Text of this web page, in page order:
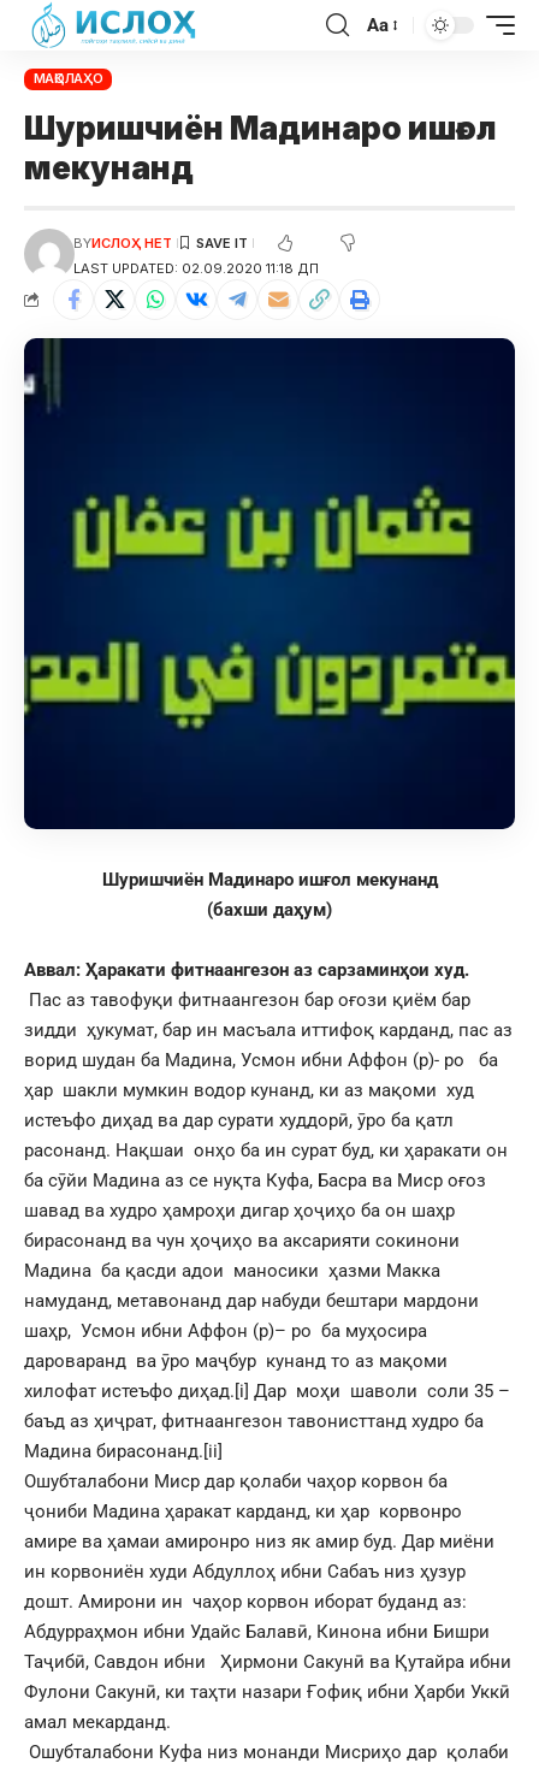
Aa
МАҚОЛАҲО
Шуришчиён Мадинаро ишғол
мекунанд
LAST UPDATED: 02.09.2020 11:18 ДП
BYИСЛОҲ НЕТ
Шуришчиён Мадинаро ишғол мекунанд
(бахши даҳум)
Аввал: Ҳаракати фитнаангезон аз сарзаминҳои худ.
Пас аз тавофуқи фитнаангезон бар оғози қиём бар
зидди ҳукумат, бар ин масъала иттифоқ карданд, пас аз
ворид шудан ба Мадина, Усмон ибни Аффон (р)- ро ба
ҳар шакли мумкин водор кунанд, ки аз мақоми худ
истеъфо диҳад ва дар сурати худдорӣ, ӯро ба қатл
расонанд. Нақшаи онҳо ба ин сурат буд, ки ҳаракати он
ба сӯйи Мадина аз се нуқта Куфа, Басра ва Миср оғоз
шавад ва худро ҳамроҳи дигар ҳоҷиҳо ба он шаҳр
бирасонанд ва чун ҳоҷиҳо ва аксарияти сокинони
Мадина ба қасди адои маносики ҳазми Макка
намуданд, метавонанд дар набуди бештари мардони
шаҳр, Усмон ибни Аффон (р)– ро ба муҳосира
дароваранд ва ӯро маҷбур кунанд то аз мақоми
хилофат истеъфо диҳад.[i] Дар моҳи шаволи соли 35 –
баъд аз ҳиҷрат, фитнаангезон тавонисттанд худро ба
Мадина бирасонанд.[ii]
Ошубталабони Миср дар қолаби чаҳор корвон ба
ҷониби Мадина ҳаракат карданд, ки ҳар корвонро
амире ва ҳамаи амиронро низ як амир буд. Дар миёни
ин корвониён худи Абдуллоҳ ибни Сабаъ низ ҳузур
дошт. Амирони ин чаҳор корвон иборат буданд аз:
Абдурраҳмон ибни Удайс Балавӣ, Кинона ибни Бишри
Таҷибӣ, Савдон ибни Ҳирмони Сакунӣ ва Қутайра ибни
Фулони Сакунӣ, ки таҳти назари Ғофиқ ибни Ҳарби Уккӣ
амал мекарданд.
Ошубталабони Куфа низ монанди Мисриҳо дар қолаби